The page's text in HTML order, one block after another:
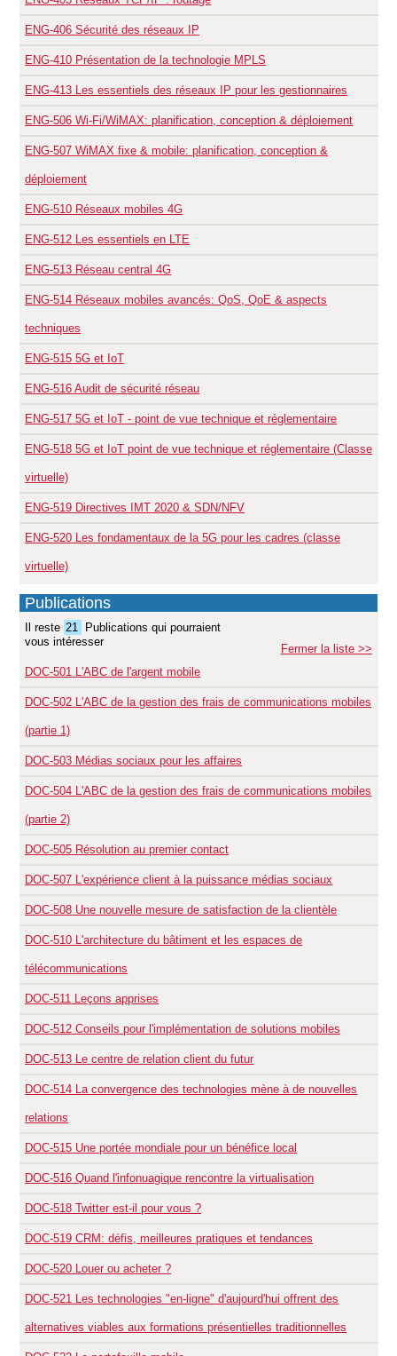
ENG-406 Sécurité des réseaux IP
ENG-410 Présentation de la technologie MPLS
ENG-413 Les essentiels des réseaux IP pour les gestionnaires
ENG-506 Wi-Fi/WiMAX: planification, conception & déploiement
ENG-507 WiMAX fixe & mobile: planification, conception &
déploiement
ENG-510 Réseaux mobiles 4G
ENG-512 Les essentiels en LTE
ENG-513 Réseau central 4G
ENG-514 Réseaux mobiles avancés: QoS, QoE & aspects
techniques
ENG-515 5G et IoT
ENG-516 Audit de sécurité réseau
ENG-517 5G et IoT - point de vue technique et réglementaire
ENG-518 5G et IoT point de vue technique et réglementaire (Classe
virtuelle)
ENG-519 Directives IMT 2020 & SDN/NFV
ENG-520 Les fondamentaux de la 5G pour les cadres (classe
virtuelle)
Publications
Il reste 21
Publications qui pourraient
vous intéresser
DOC-501 L'ABC de l'argent mobile
DOC-502 L'ABC de la gestion des frais de communications mobiles
(partie 1)
DOC-503 Médias sociaux pour les affaires
DOC-504 L'ABC de la gestion des frais de communications mobiles
(partie 2)
DOC-505 Résolution au premier contact
DOC-507 L'expérience client à la puissance médias sociaux
DOC-508 Une nouvelle mesure de satisfaction de la clientèle
DOC-510 L'architecture du bâtiment et les espaces de
télécommunications
DOC-511 Leçons apprises
DOC-512 Conseils pour l'implémentation de solutions mobiles
DOC-513 Le centre de relation client du futur
DOC-514 La convergence des technologies mène à de nouvelles
relations
DOC-515 Une portée mondiale pour un bénéfice local
DOC-516 Quand l'infonuagique rencontre la virtualisation
DOC-518 Twitter est-il pour vous ?
DOC-519 CRM: défis, meilleures pratiques et tendances
DOC-520 Louer ou acheter ?
DOC-521 Les technologies "en-ligne" d'aujourd'hui offrent des
alternatives viables aux formations présentielles traditionnelles
Fermer la liste >>